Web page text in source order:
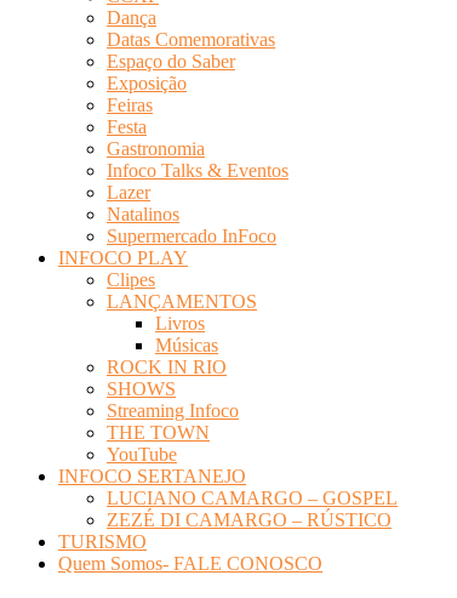
Dança
Datas Comemorativas
Espaço do Saber
Exposição
Feiras
Festa
Gastronomia
Infoco Talks & Eventos
Lazer
Natalinos
Supermercado InFoco
INFOCO PLAY
Clipes
LANÇAMENTOS
Livros
Músicas
ROCK IN RIO
SHOWS
Streaming Infoco
THE TOWN
YouTube
INFOCO SERTANEJO
LUCIANO CAMARGO – GOSPEL
ZEZÉ DI CAMARGO – RÚSTICO
TURISMO
Quem Somos- FALE CONOSCO